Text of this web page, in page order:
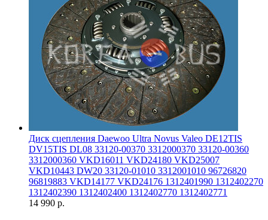
Диск сцепления Daewoo Ultra Novus Valeo DE12TIS
DV15TIS DL08 33120-00370 3312000370 33120-00360
3312000360 VKD16011 VKD24180 VKD25007
VKD10443 DW20 33120-01010 3312001010 96726820
96819883 VKD14177 VKD24176 1312401990 1312402270
1312402390 1312402400 1312402770 1312402771
14 990 р.